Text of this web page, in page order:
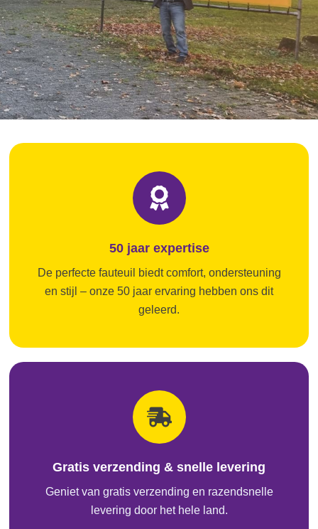
50 jaar expertise
De perfecte fauteuil biedt comfort, ondersteuning
en stijl – onze 50 jaar ervaring hebben ons dit
geleerd.
Gratis verzending & snelle levering
Geniet van gratis verzending en razendsnelle
levering door het hele land.